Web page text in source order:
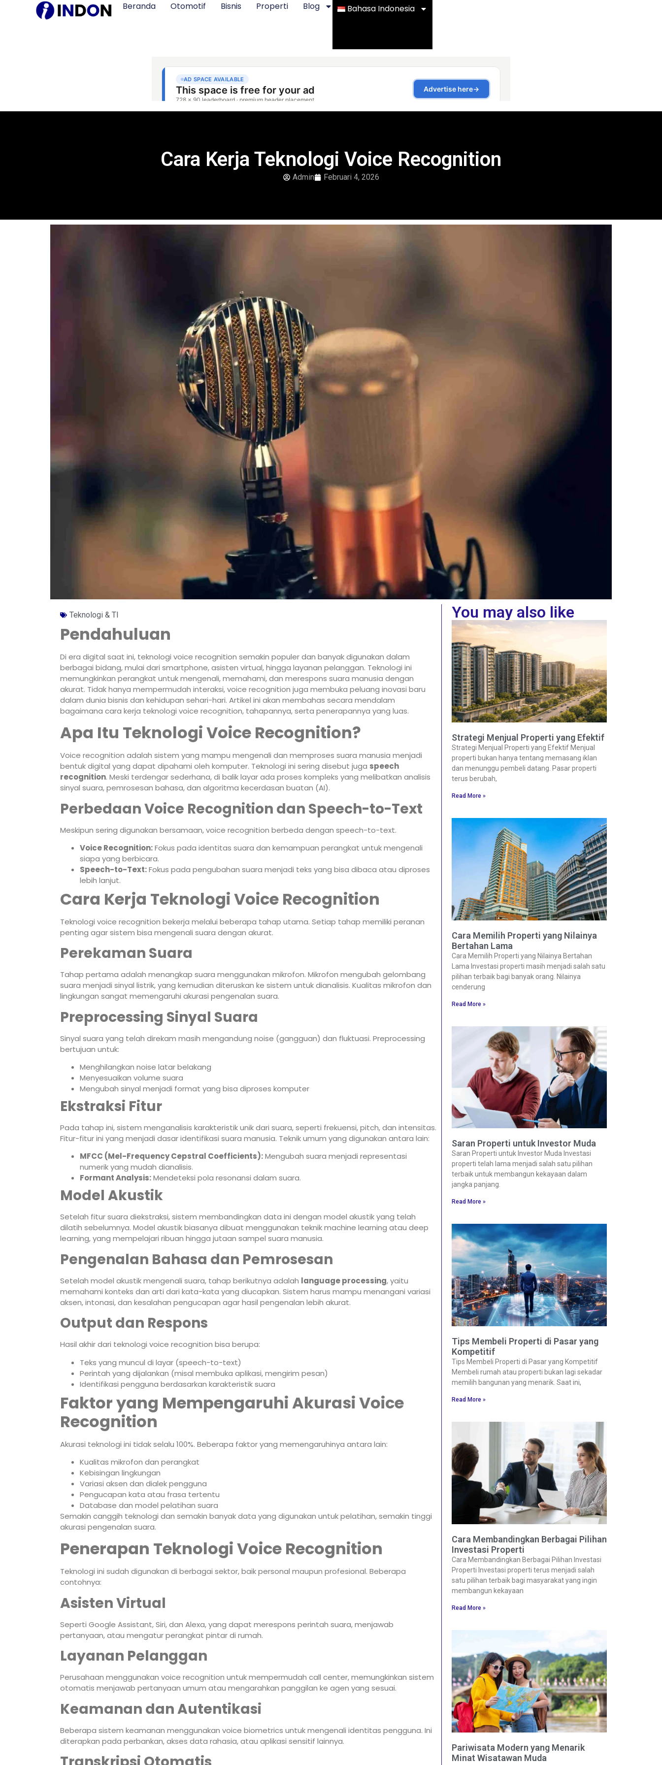
Beranda Otomotif Bisnis Properti Blog Bahasa Indonesia
Cara Kerja Teknologi Voice Recognition
Admin Februari 4, 2026
Teknologi & TI
Pendahuluan
Di era digital saat ini, teknologi voice recognition semakin populer dan banyak digunakan dalam
berbagai bidang, mulai dari smartphone, asisten virtual, hingga layanan pelanggan. Teknologi ini
memungkinkan perangkat untuk mengenali, memahami, dan merespons suara manusia dengan
akurat. Tidak hanya mempermudah interaksi, voice recognition juga membuka peluang inovasi baru
dalam dunia bisnis dan kehidupan sehari-hari. Artikel ini akan membahas secara mendalam
bagaimana cara kerja teknologi voice recognition, tahapannya, serta penerapannya yang luas.
Apa Itu Teknologi Voice Recognition?
Voice recognition adalah sistem yang mampu mengenali dan memproses suara manusia menjadi
bentuk digital yang dapat dipahami oleh komputer. Teknologi ini sering disebut juga speech
recognition. Meski terdengar sederhana, di balik layar ada proses kompleks yang melibatkan analisis
sinyal suara, pemrosesan bahasa, dan algoritma kecerdasan buatan (AI).
Perbedaan Voice Recognition dan Speech-to-Text
Meskipun sering digunakan bersamaan, voice recognition berbeda dengan speech-to-text.
Voice Recognition:Fokus pada identitas suara dan kemampuan perangkat untuk mengenali
siapa yang berbicara.
Speech-to-Text:Fokus pada pengubahan suara menjadi teks yang bisa dibaca atau diproses
lebih lanjut.
Cara Kerja Teknologi Voice Recognition
Teknologi voice recognition bekerja melalui beberapa tahap utama. Setiap tahap memiliki peranan
penting agar sistem bisa mengenali suara dengan akurat.
Perekaman Suara
Tahap pertama adalah menangkap suara menggunakan mikrofon. Mikrofon mengubah gelombang
suara menjadi sinyal listrik, yang kemudian diteruskan ke sistem untuk dianalisis. Kualitas mikrofon dan
lingkungan sangat memengaruhi akurasi pengenalan suara.
Preprocessing Sinyal Suara
Sinyal suara yang telah direkam masih mengandung noise (gangguan) dan fluktuasi. Preprocessing
bertujuan untuk:
Menghilangkan noise latar belakang
Menyesuaikan volume suara
Mengubah sinyal menjadi format yang bisa diproses komputer
Ekstraksi Fitur
Pada tahap ini, sistem menganalisis karakteristik unik dari suara, seperti frekuensi, pitch, dan intensitas.
Fitur-fitur ini yang menjadi dasar identifikasi suara manusia. Teknik umum yang digunakan antara lain:
MFCC (Mel-Frequency Cepstral Coefficients):Mengubah suara menjadi representasi
numerik yang mudah dianalisis.
Formant Analysis:Mendeteksi pola resonansi dalam suara.
Model Akustik
Setelah fitur suara diekstraksi, sistem membandingkan data ini dengan model akustik yang telah
dilatih sebelumnya. Model akustik biasanya dibuat menggunakan teknik machine learning atau deep
learning, yang mempelajari ribuan hingga jutaan sampel suara manusia.
Pengenalan Bahasa dan Pemrosesan
Setelah model akustik mengenali suara, tahap berikutnya adalah language processing, yaitu
memahami konteks dan arti dari kata-kata yang diucapkan. Sistem harus mampu menangani variasi
aksen, intonasi, dan kesalahan pengucapan agar hasil pengenalan lebih akurat.
Output dan Respons
Hasil akhir dari teknologi voice recognition bisa berupa:
Teks yang muncul di layar (speech-to-text)
Perintah yang dijalankan (misal membuka aplikasi, mengirim pesan)
Identifikasi pengguna berdasarkan karakteristik suara
Faktor yang Mempengaruhi Akurasi Voice
Recognition
Akurasi teknologi ini tidak selalu 100%. Beberapa faktor yang memengaruhinya antara lain:
Kualitas mikrofon dan perangkat
Kebisingan lingkungan
Variasi aksen dan dialek pengguna
Pengucapan kata atau frasa tertentu
Database dan model pelatihan suara
Semakin canggih teknologi dan semakin banyak data yang digunakan untuk pelatihan, semakin tinggi
akurasi pengenalan suara.
Penerapan Teknologi Voice Recognition
Teknologi ini sudah digunakan di berbagai sektor, baik personal maupun profesional. Beberapa
contohnya:
Asisten Virtual
Seperti Google Assistant, Siri, dan Alexa, yang dapat merespons perintah suara, menjawab
pertanyaan, atau mengatur perangkat pintar di rumah.
Layanan Pelanggan
Perusahaan menggunakan voice recognition untuk mempermudah call center, memungkinkan sistem
otomatis menjawab pertanyaan umum atau mengarahkan panggilan ke agen yang sesuai.
Keamanan dan Autentikasi
Beberapa sistem keamanan menggunakan voice biometrics untuk mengenali identitas pengguna. Ini
diterapkan pada perbankan, akses data rahasia, atau aplikasi sensitif lainnya.
You may also like
Strategi Menjual Properti yang Efektif
Strategi Menjual Properti yang Efektif Menjual
properti bukan hanya tentang memasang iklan
dan menunggu pembeli datang. Pasar properti
terus berubah,
Read More »
Cara Memilih Properti yang Nilainya
Bertahan Lama
Cara Memilih Properti yang Nilainya Bertahan
Lama Investasi properti masih menjadi salah satu
pilihan terbaik bagi banyak orang. Nilainya
cenderung
Read More »
Saran Properti untuk Investor Muda
Saran Properti untuk Investor Muda Investasi
properti telah lama menjadi salah satu pilihan
terbaik untuk membangun kekayaan dalam
jangka panjang.
Read More »
Tips Membeli Properti di Pasar yang
Kompetitif
Tips Membeli Properti di Pasar yang Kompetitif
Membeli rumah atau properti bukan lagi sekadar
memilih bangunan yang menarik. Saat ini,
Read More »
Cara Membandingkan Berbagai Pilihan
Investasi Properti
Cara Membandingkan Berbagai Pilihan Investasi
Properti Investasi properti terus menjadi salah
satu pilihan terbaik bagi masyarakat yang ingin
membangun kekayaan
Read More »
Pariwisata Modern yang Menarik
Minat Wisatawan Muda